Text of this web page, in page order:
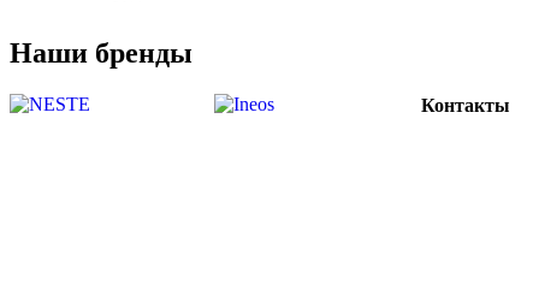
Наши бренды
Контакты